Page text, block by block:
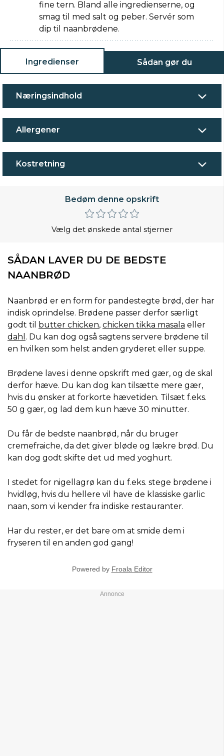
fine tern. Bland alle ingredienserne, og
smag til med salt og peber. Servér som
dip til naanbrødene.
Ingredienser Sådan gør du
Næringsindhold
Allergener
Kostretning
Bedøm denne opskrift
Vælg det ønskede antal stjerner
SÅDAN LAVER DU DE BEDSTE
NAANBRØD
Naanbrød er en form for pandestegte brød, der har
indisk oprindelse. Brødene passer derfor særligt
godt til butter chicken, chicken tikka masala eller
dahl . Du kan dog også sagtens servere brødene til
en hvilken som helst anden gryderet eller suppe.
Brødene laves i denne opskrift med gær, og de skal
derfor hæve. Du kan dog kan tilsætte mere gær,
hvis du ønsker at forkorte hævetiden. Tilsæt f.eks.
50 g gær, og lad dem kun hæve 30 minutter.
Du får de bedste naanbrød, når du bruger
cremefraiche, da det giver bløde og lækre brød. Du
kan dog godt skifte det ud med yoghurt.
I stedet for nigellagrø kan du f.eks. stege brødene i
hvidløg, hvis du hellere vil have de klassiske garlic
naan, som vi kender fra indiske restauranter.
Har du rester, er det bare om at smide dem i
fryseren til en anden god gang!
Powered by Froala Editor